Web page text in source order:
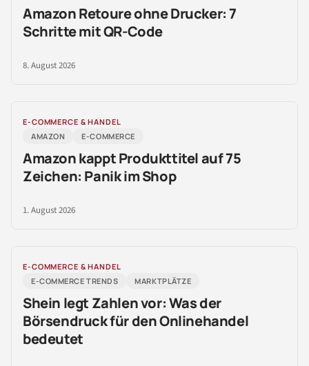
Amazon Retoure ohne Drucker: 7
Schritte mit QR-Code
8. August 2026
E-COMMERCE & HANDEL
AMAZON
E-COMMERCE
Amazon kappt Produkttitel auf 75
Zeichen: Panik im Shop
1. August 2026
E-COMMERCE & HANDEL
E-COMMERCE TRENDS
MARKTPLÄTZE
Shein legt Zahlen vor: Was der
Börsendruck für den Onlinehandel
bedeutet